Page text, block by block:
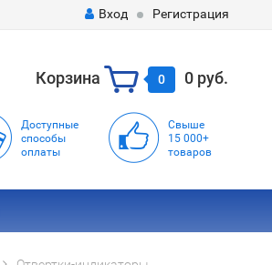
Вход Регистрация
Корзина 0 0 руб.
Доступные
способы
оплаты
Свыше
15 000+
товаров